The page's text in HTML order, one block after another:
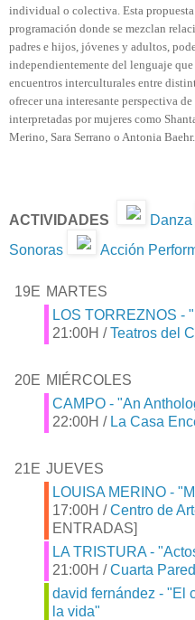
individual o colectiva. Esta
programación donde se mezclan
padres e hijos, jóvenes y adultos,
independientemente del lenguaje
encuentros interculturales entre
ofrecer una interesante perspectiva
interpretadas por mujeres como
Merino, Sara Serrano o Antonia Baehr.
ACTIVIDADES Danza
Sonoras
Acción
19E MARTES
LOS TORREZNOS -
21:00H /Teatros del
20E MIÉRCOLES
CAMPO - "An
22:00H / La Casa
21E JUEVES
LOUISA MERINO -
17:00H /Centro de
ENTRADAS]
LA TRISTURA -
21:00H /Cuarta Pared
david fernández - "El
la vida"